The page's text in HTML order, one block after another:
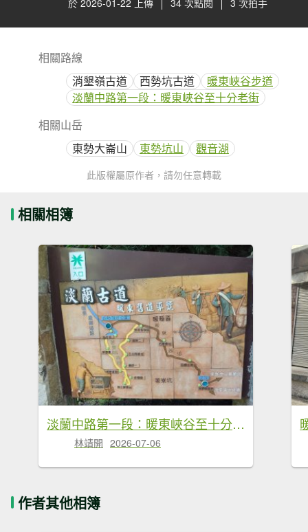
於 2026-01-22 上傳 34 次點閱 3 次拍手
相關路線
消墾嶺古道
西勢坑古道
暖東峽谷步道
淡蘭中路第一段：暖東峽谷至十分老街
相關山岳
東勢大崙山
東勢坑山 觀音湖
此版權屬原作者，請勿任意轉載
相關相簿
淡蘭中路第一段：暖東峽谷至十分老街
林靖開 2026-07-06
作者其他相簿